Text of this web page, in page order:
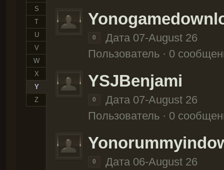
S
T
U
V
W
X
Y
Z
0
Дата 07-August 26
Пользователь · 0
YSJBenjami
0
Дата 07-August 26
Пользователь · 0
0
Дата 06-August 26